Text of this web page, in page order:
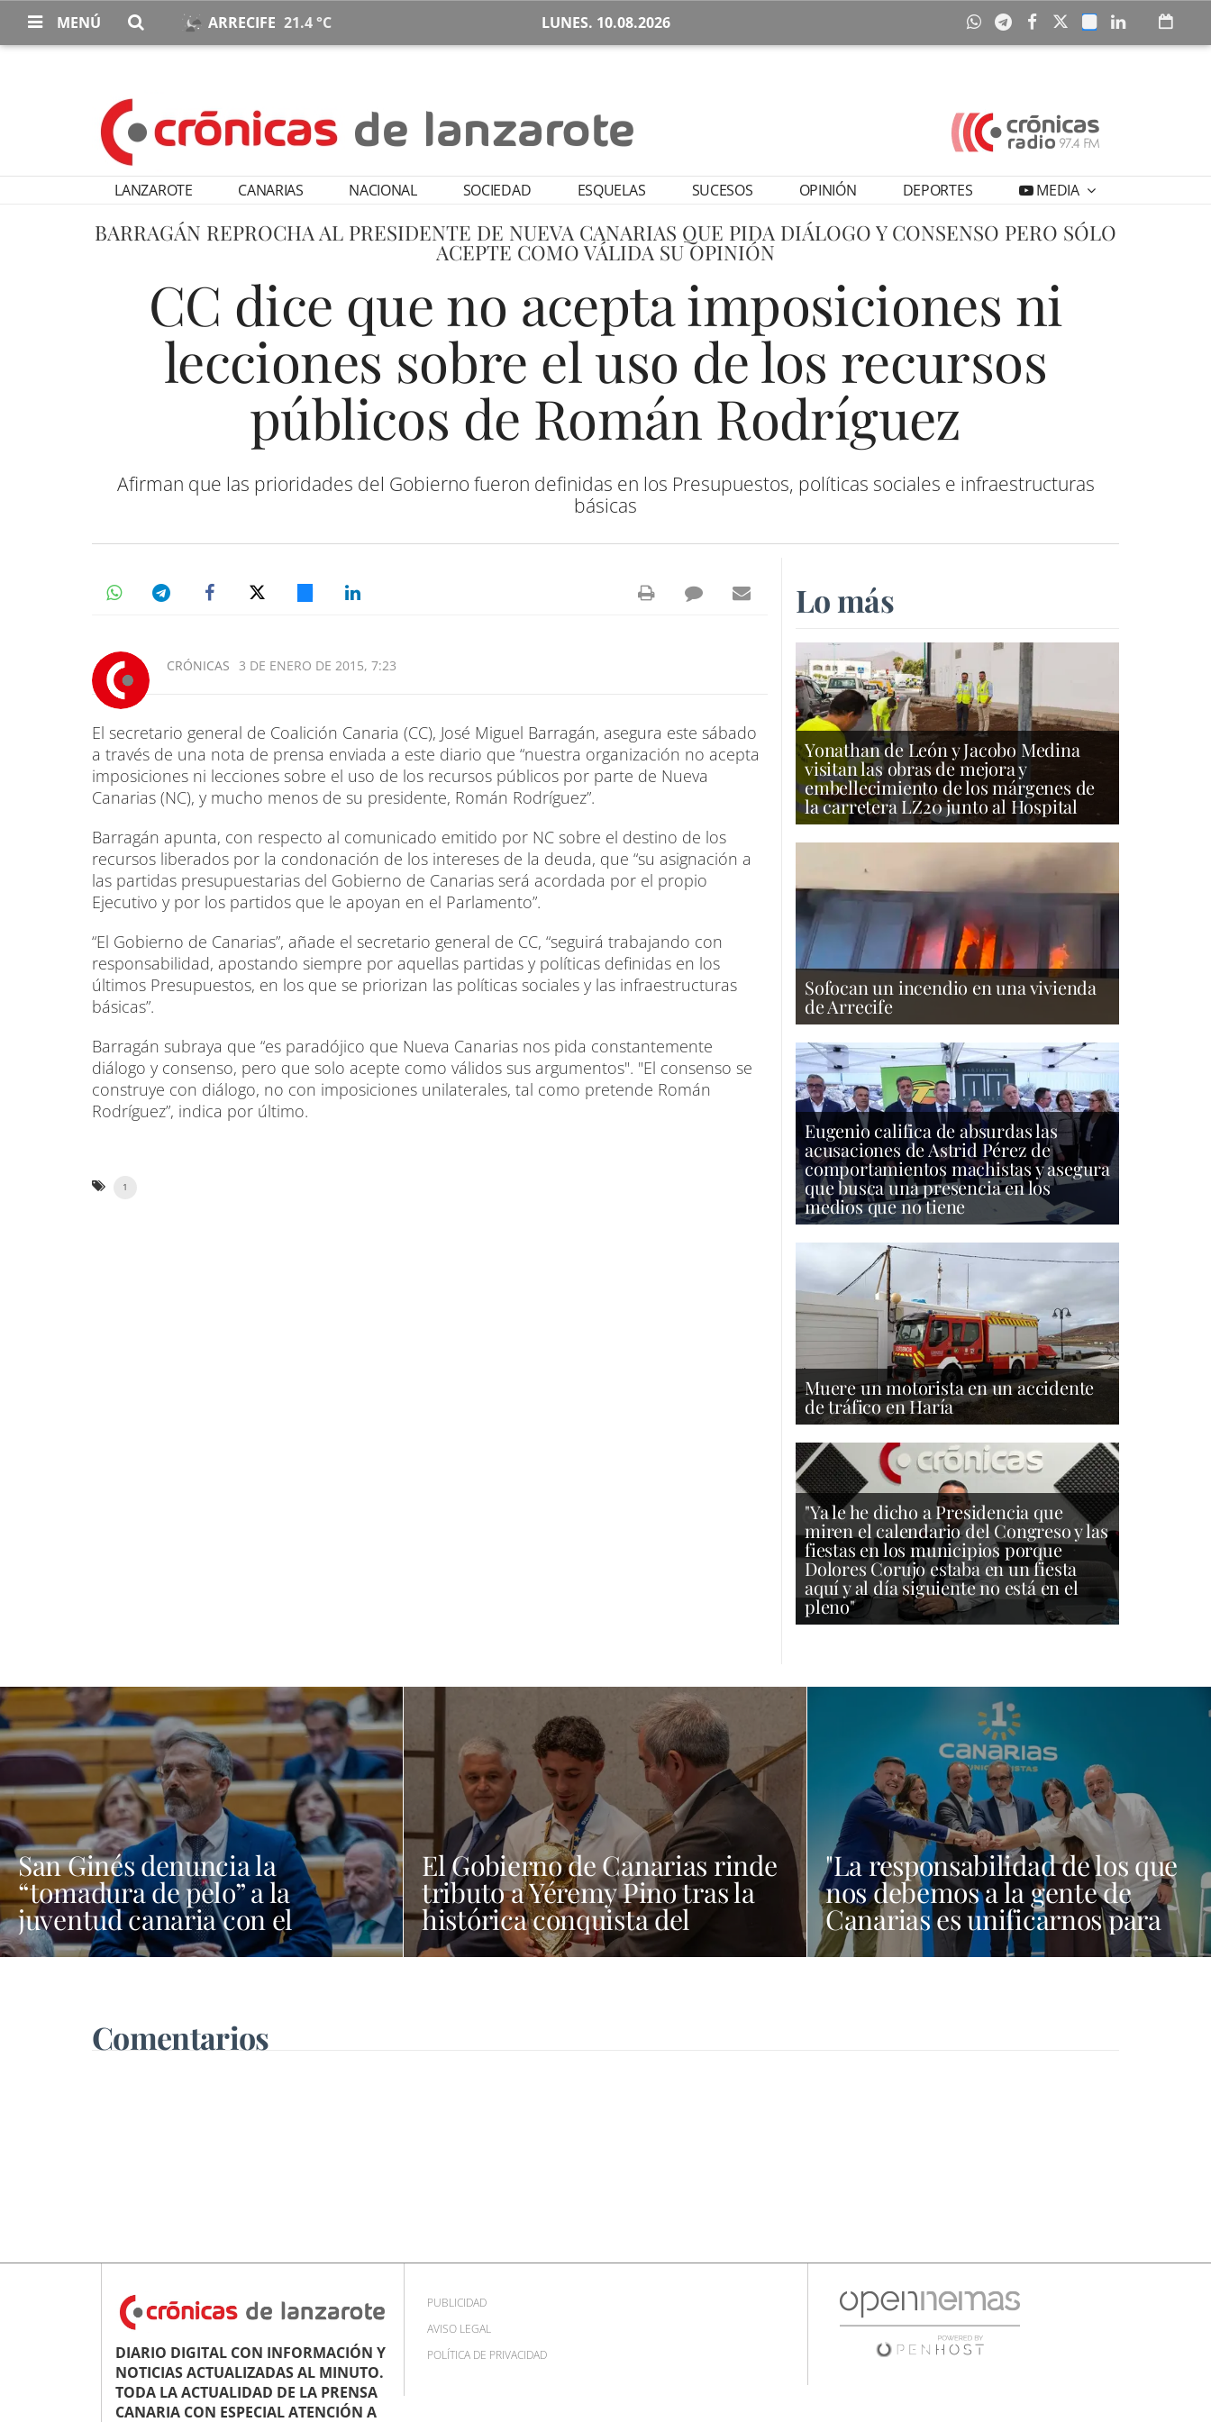
MENÚ ARRECIFE 21.4 °C LUNES. 10.08.2026
LANZAROTE CANARIAS NACIONAL SOCIEDAD ESQUELAS SUCESOS OPINIÓN DEPORTES MEDIA
BARRAGÁN REPROCHA AL PRESIDENTE DE NUEVA CANARIAS QUE PIDA DIÁLOGO Y CONSENSO PERO SÓLO
ACEPTE COMO VÁLIDA SU OPINIÓN
CC dice que no acepta imposiciones ni
lecciones sobre el uso de los recursos
públicos de Román Rodríguez
Afirman que las prioridades del Gobierno fueron definidas en los Presupuestos, políticas sociales e infraestructuras
básicas
CRÓNICAS 3 DE ENERO DE 2015, 7:23
El secretario general de Coalición Canaria (CC), José Miguel Barragán, asegura este sábado
a través de una nota de prensa enviada a este diario que “nuestra organización no acepta
imposiciones ni lecciones sobre el uso de los recursos públicos por parte de Nueva
Canarias (NC), y mucho menos de su presidente, Román Rodríguez”.
Barragán apunta, con respecto al comunicado emitido por NC sobre el destino de los
recursos liberados por la condonación de los intereses de la deuda, que “su asignación a
las partidas presupuestarias del Gobierno de Canarias será acordada por el propio
Ejecutivo y por los partidos que le apoyan en el Parlamento”.
“El Gobierno de Canarias”, añade el secretario general de CC, “seguirá trabajando con
responsabilidad, apostando siempre por aquellas partidas y políticas definidas en los
últimos Presupuestos, en los que se priorizan las políticas sociales y las infraestructuras
básicas”.
Barragán subraya que “es paradójico que Nueva Canarias nos pida constantemente
diálogo y consenso, pero que solo acepte como válidos sus argumentos". "El consenso se
construye con diálogo, no con imposiciones unilaterales, tal como pretende Román
Rodríguez”, indica por último.
1
Lo más
Yonathan de León y Jacobo Medina
visitan las obras de mejora y
embellecimiento de los márgenes de
la carretera LZ20 junto al Hospital
Sofocan un incendio en una vivienda
de Arrecife
Eugenio califica de absurdas las
acusaciones de Astrid Pérez de
comportamientos machistas y asegura
que busca una presencia en los
medios que no tiene
Muere un motorista en un accidente
de tráfico en Haría
"Ya le he dicho a Presidencia que
miren el calendario del Congreso y las
fiestas en los municipios porque
Dolores Corujo estaba en un fiesta
aquí y al día siguiente no está en el
pleno"
San Ginés denuncia la
“tomadura de pelo” a la
juventud canaria con el
programa Verano Joven
El Gobierno de Canarias rinde
tributo a Yéremy Pino tras la
histórica conquista del
Mundial de Fútbol
"La responsabilidad de los que
nos debemos a la gente de
Canarias es unificarnos para
ser fuertes aquí, en Madrid y
Comentarios
DIARIO DIGITAL CON INFORMACIÓN Y
NOTICIAS ACTUALIZADAS AL MINUTO.
TODA LA ACTUALIDAD DE LA PRENSA
CANARIA CON ESPECIAL ATENCIÓN A
PUBLICIDAD
AVISO LEGAL
POLÍTICA DE PRIVACIDAD